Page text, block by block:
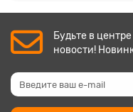
Будьте в
новости!